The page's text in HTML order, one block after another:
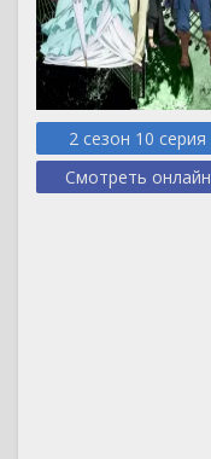
2 сезон 10 серия
Смотреть онлайн